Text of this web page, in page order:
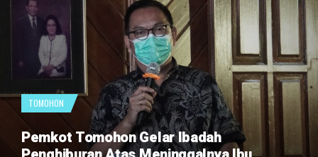
TOMOHON
Pemkot Tomohon Gelar Ibadah